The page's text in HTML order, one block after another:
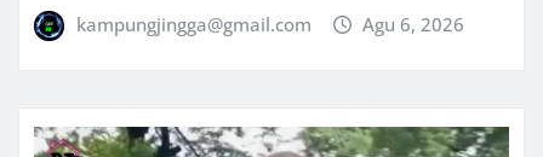
kampungjingga@gmail.com Agu 6, 2026